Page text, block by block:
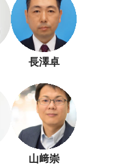
長澤卓
山﨑崇